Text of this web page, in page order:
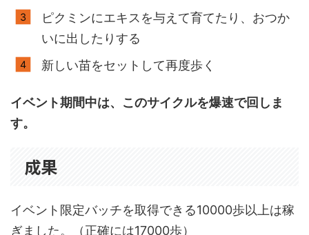
ピクミンにエキスを与えて育てたり、おつか
いに出したりする
新しい苗をセットして再度歩く
イベント期間中は、このサイクルを爆速で回しま
す。
成果
イベント限定バッチを取得できる10000歩以上は稼
ぎました。（正確には17000歩）